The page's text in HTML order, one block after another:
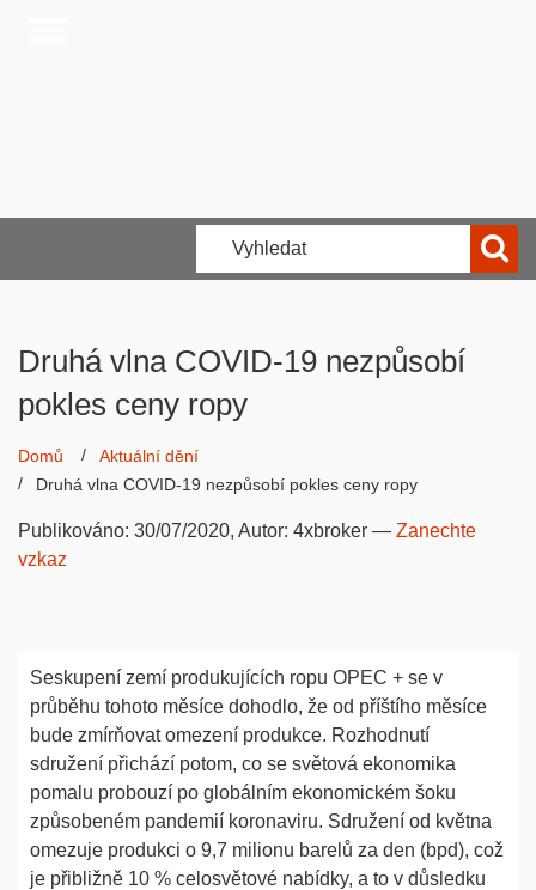
Druhá vlna COVID-19 nezpůsobí
pokles ceny ropy
Domů
Aktuální dění
Druhá vlna COVID-19 nezpůsobí pokles ceny ropy
Publikováno: 30/07/2020, Autor: 4xbroker — Zanechte
vzkaz
Seskupení zemí produkujících ropu OPEC + se v
průběhu tohoto měsíce dohodlo, že od příštího měsíce
bude zmírňovat omezení produkce. Rozhodnutí
sdružení přichází potom, co se světová ekonomika
pomalu probouzí po globálním ekonomickém šoku
způsobeném pandemií koronaviru. Sdružení od května
omezuje produkci o 9,7 milionu barelů za den (bpd), což
je přibližně 10 % celosvětové nabídky, a to v důsledku